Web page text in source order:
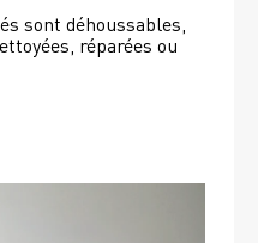
sont déhoussables,
réparées ou